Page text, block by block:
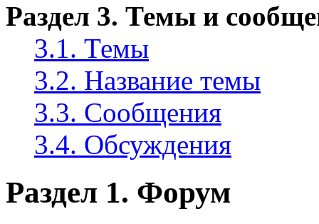
Раздел 3. Темы и
3.1. Темы
3.2. Название темы
3.3. Сообщения
3.4. Обсуждения
Раздел 1. Форум